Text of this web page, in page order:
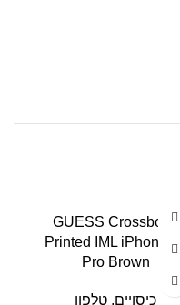
GUESS Crossbody
Printed IML iPhone 15
Pro Brown
כיסויים, טלפון